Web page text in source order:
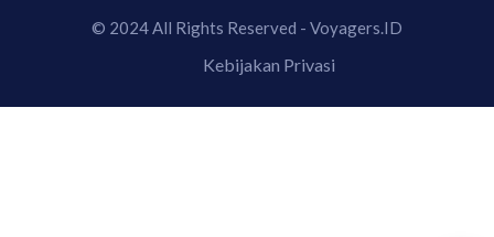
© 2024 All Rights Reserved - Voyagers.ID
Kebijakan Privasi